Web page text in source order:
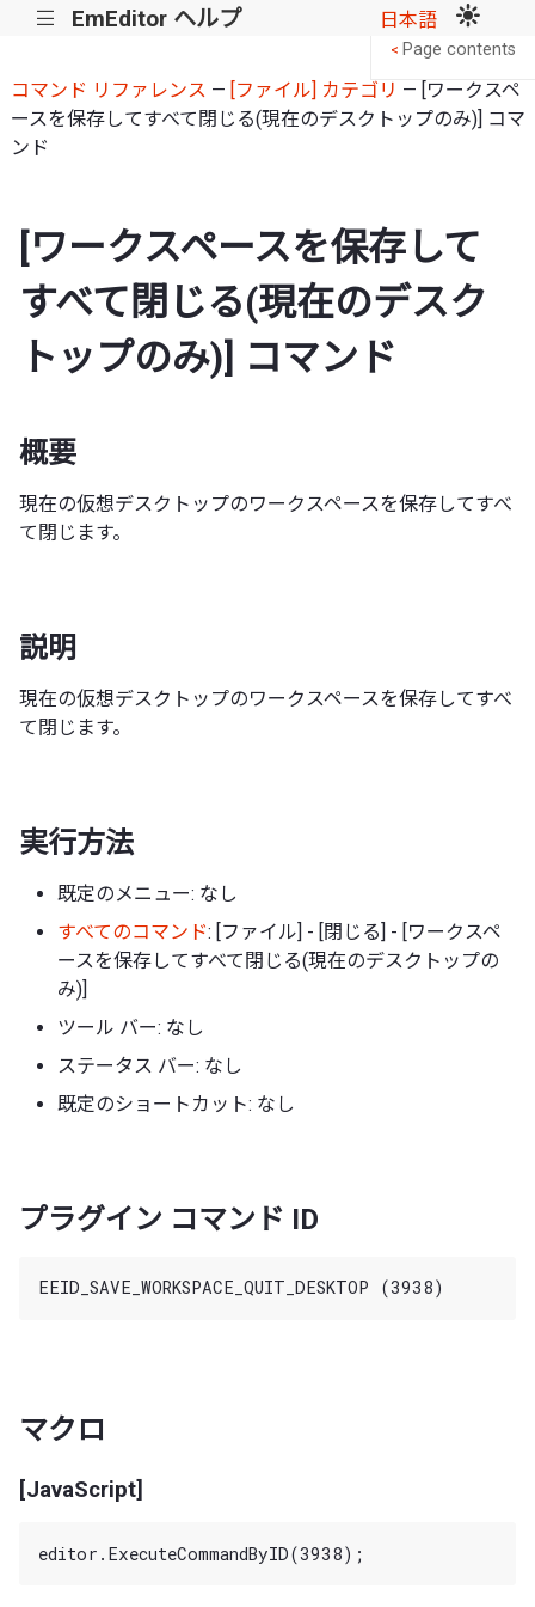
||| EmEditor ヘルプ 日本語
コマンド リファレンス — [ファイル] カテゴリ — [ワークスペ
ースを保存してすべて閉じる(現在のデスクトップのみ)] コマ
ンド
[ワークスペースを保存して
すべて閉じる(現在のデスク
トップのみ)] コマンド
概要
現在の仮想デスクトップのワークスペースを保存してすべ
て閉じます。
説明
現在の仮想デスクトップのワークスペースを保存してすべ
て閉じます。
実行方法
既定のメニュー: なし
すべてのコマンド: [ファイル] - [閉じる] - [ワークスペ
ースを保存してすべて閉じる(現在のデスクトップの
み)]
ツール バー: なし
ステータス バー: なし
既定のショートカット: なし
プラグイン コマンド ID
マクロ
[JavaScript]
< Page contents